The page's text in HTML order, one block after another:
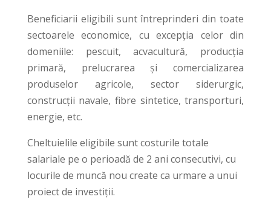
Beneficiarii eligibili sunt întreprinderi din toate
sectoarele economice, cu excepția celor din
domeniile: pescuit, acvacultură, producția
primară, prelucrarea și comercializarea
produselor agricole, sector siderurgic,
construcții navale, fibre sintetice, transporturi,
energie, etc.
Cheltuielile eligibile sunt costurile totale
salariale pe o perioadă de 2 ani consecutivi, cu
locurile de muncă nou create ca urmare a unui
proiect de investiții.